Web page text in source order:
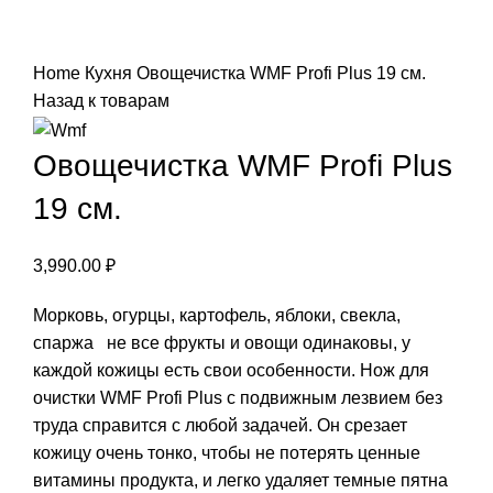
Home Кухня Овощечистка WMF Profi Plus 19 см.
Назад к товарам
Овощечистка WMF Profi Plus
19 см.
3,990.00 ₽
Морковь, огурцы, картофель, яблоки, свекла,
спаржа не все фрукты и овощи одинаковы, у
каждой кожицы есть свои особенности. Нож для
очистки WMF Profi Plus с подвижным лезвием без
труда справится с любой задачей. Он срезает
кожицу очень тонко, чтобы не потерять ценные
витамины продукта, и легко удаляет темные пятна